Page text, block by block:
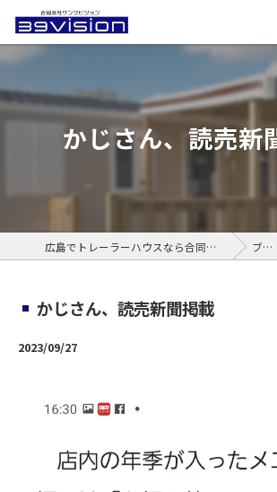
かじさん、読売新
広島でトレーラーハウスなら合同会社サンクビジョン ブログ
かじさん、読売新聞掲載
2023/09/27